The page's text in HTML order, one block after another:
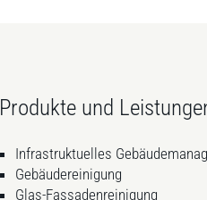
Produkte und
Infrastruktuelles
Gebäudereinigung
Glas-Fassadenreinigung